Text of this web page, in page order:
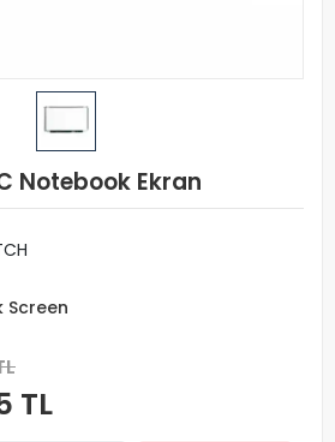
Notebook Ekran
Screen
TL